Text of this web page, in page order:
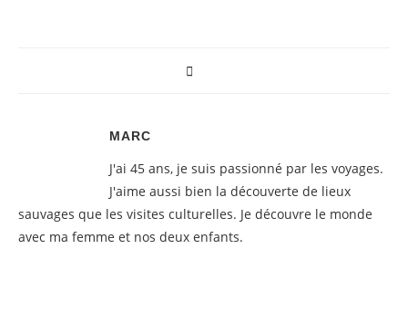
MARC
J'ai 45 ans, je suis passionné par les voyages.
J'aime aussi bien la découverte de lieux
sauvages que les visites culturelles. Je découvre le monde
avec ma femme et nos deux enfants.